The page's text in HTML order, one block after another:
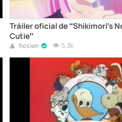
Tráiler oficial de “Shikimori’s
Cutie”
ficcion 5,3k